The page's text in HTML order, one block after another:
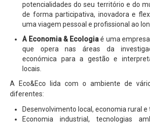
potencialidades do seu território e do
de forma participativa, inovadora e
uma viagem pessoal e profissional ao
A Economia & Ecologiaé uma
que opera nas áreas da
económica para a gestão e
locais.
A Eco&Eco lida com o ambiente de
diferentes:
Desenvolvimento local, economia rural
Economia industrial, tecnologias